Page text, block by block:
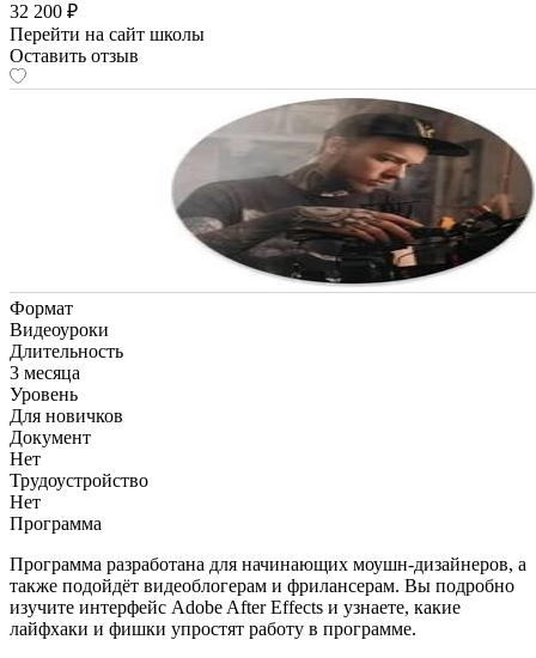
32 200 ₽
Перейти на сайт школы
Оставить отзыв
Формат
Видеоуроки
Длительность
3 месяца
Уровень
Для новичков
Документ
Нет
Трудоустройство
Нет
Программа
Программа разработана для начинающих моушн-дизайнеров, а
также подойдёт видеоблогерам и фрилансерам. Вы подробно
изучите интерфейс Adobe After Effects и узнаете, какие
лайфхаки и фишки упростят работу в программе.